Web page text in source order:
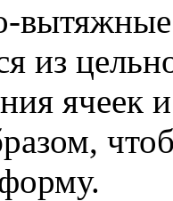
из
ячеек